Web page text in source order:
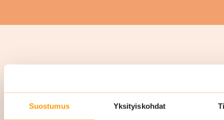
Suostumus Yksityiskohdat
Yrityssiivous Kotka hinta